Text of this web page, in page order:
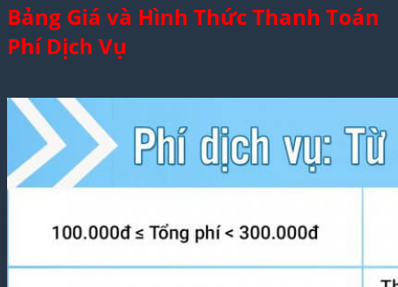
Bảng Giá và Hình Thức Thanh Toán
Phí Dịch Vụ